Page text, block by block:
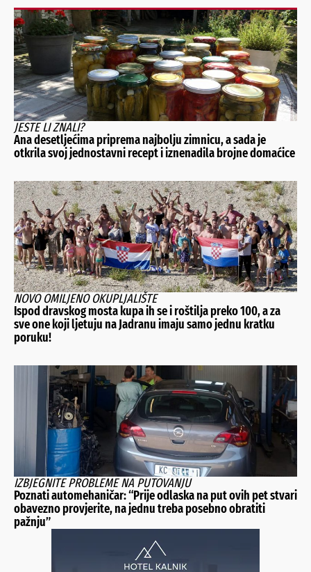
JESTE LI ZNALI?
Ana desetljećima priprema najbolju zimnicu, a sada je
otkrila svoj jednostavni recept i iznenadila brojne domaćice
NOVO OMILJENO OKUPLJALIŠTE
Ispod dravskog mosta kupa ih se i roštilja preko 100, a za
sve one koji ljetuju na Jadranu imaju samo jednu kratku
poruku!
IZBJEGNITE PROBLEME NA PUTOVANJU
Poznati automehaničar: “Prije odlaska na put ovih pet stvari
obavezno provjerite, na jednu treba posebno obratiti
pažnju”